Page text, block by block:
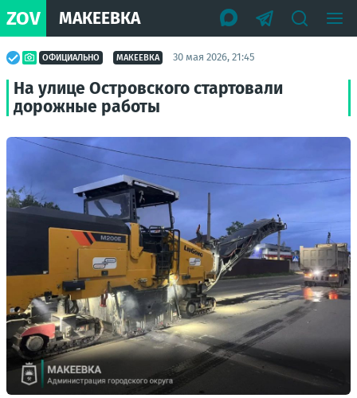
ZOV МАКЕЕВКА
ОФИЦИАЛЬНО МАКЕЕВКА 30 мая 2026, 21:45
На улице Островского стартовали
дорожные работы